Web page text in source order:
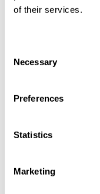
of their services.
Selection
Necessary
Preferences
Statistics
Marketing
Sant
for byen
Sant Sebastià,